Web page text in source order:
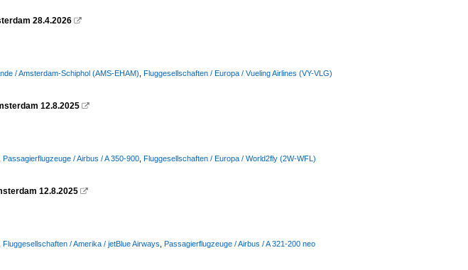
28.4.2026 
/ Amsterdam-Schiphol (AMS-EHAM) Fluggesellschaften / Europa / Vueling Airlines (VY-VLG)
12.8.2025 
Passagierflugzeuge / Airbus / A 350-900 Fluggesellschaften / Europa / World2fly (2W-WFL)
12.8.2025 
Fluggesellschaften / Amerika / jetBlue Airways Passagierflugzeuge / Airbus / A 321-200 neo